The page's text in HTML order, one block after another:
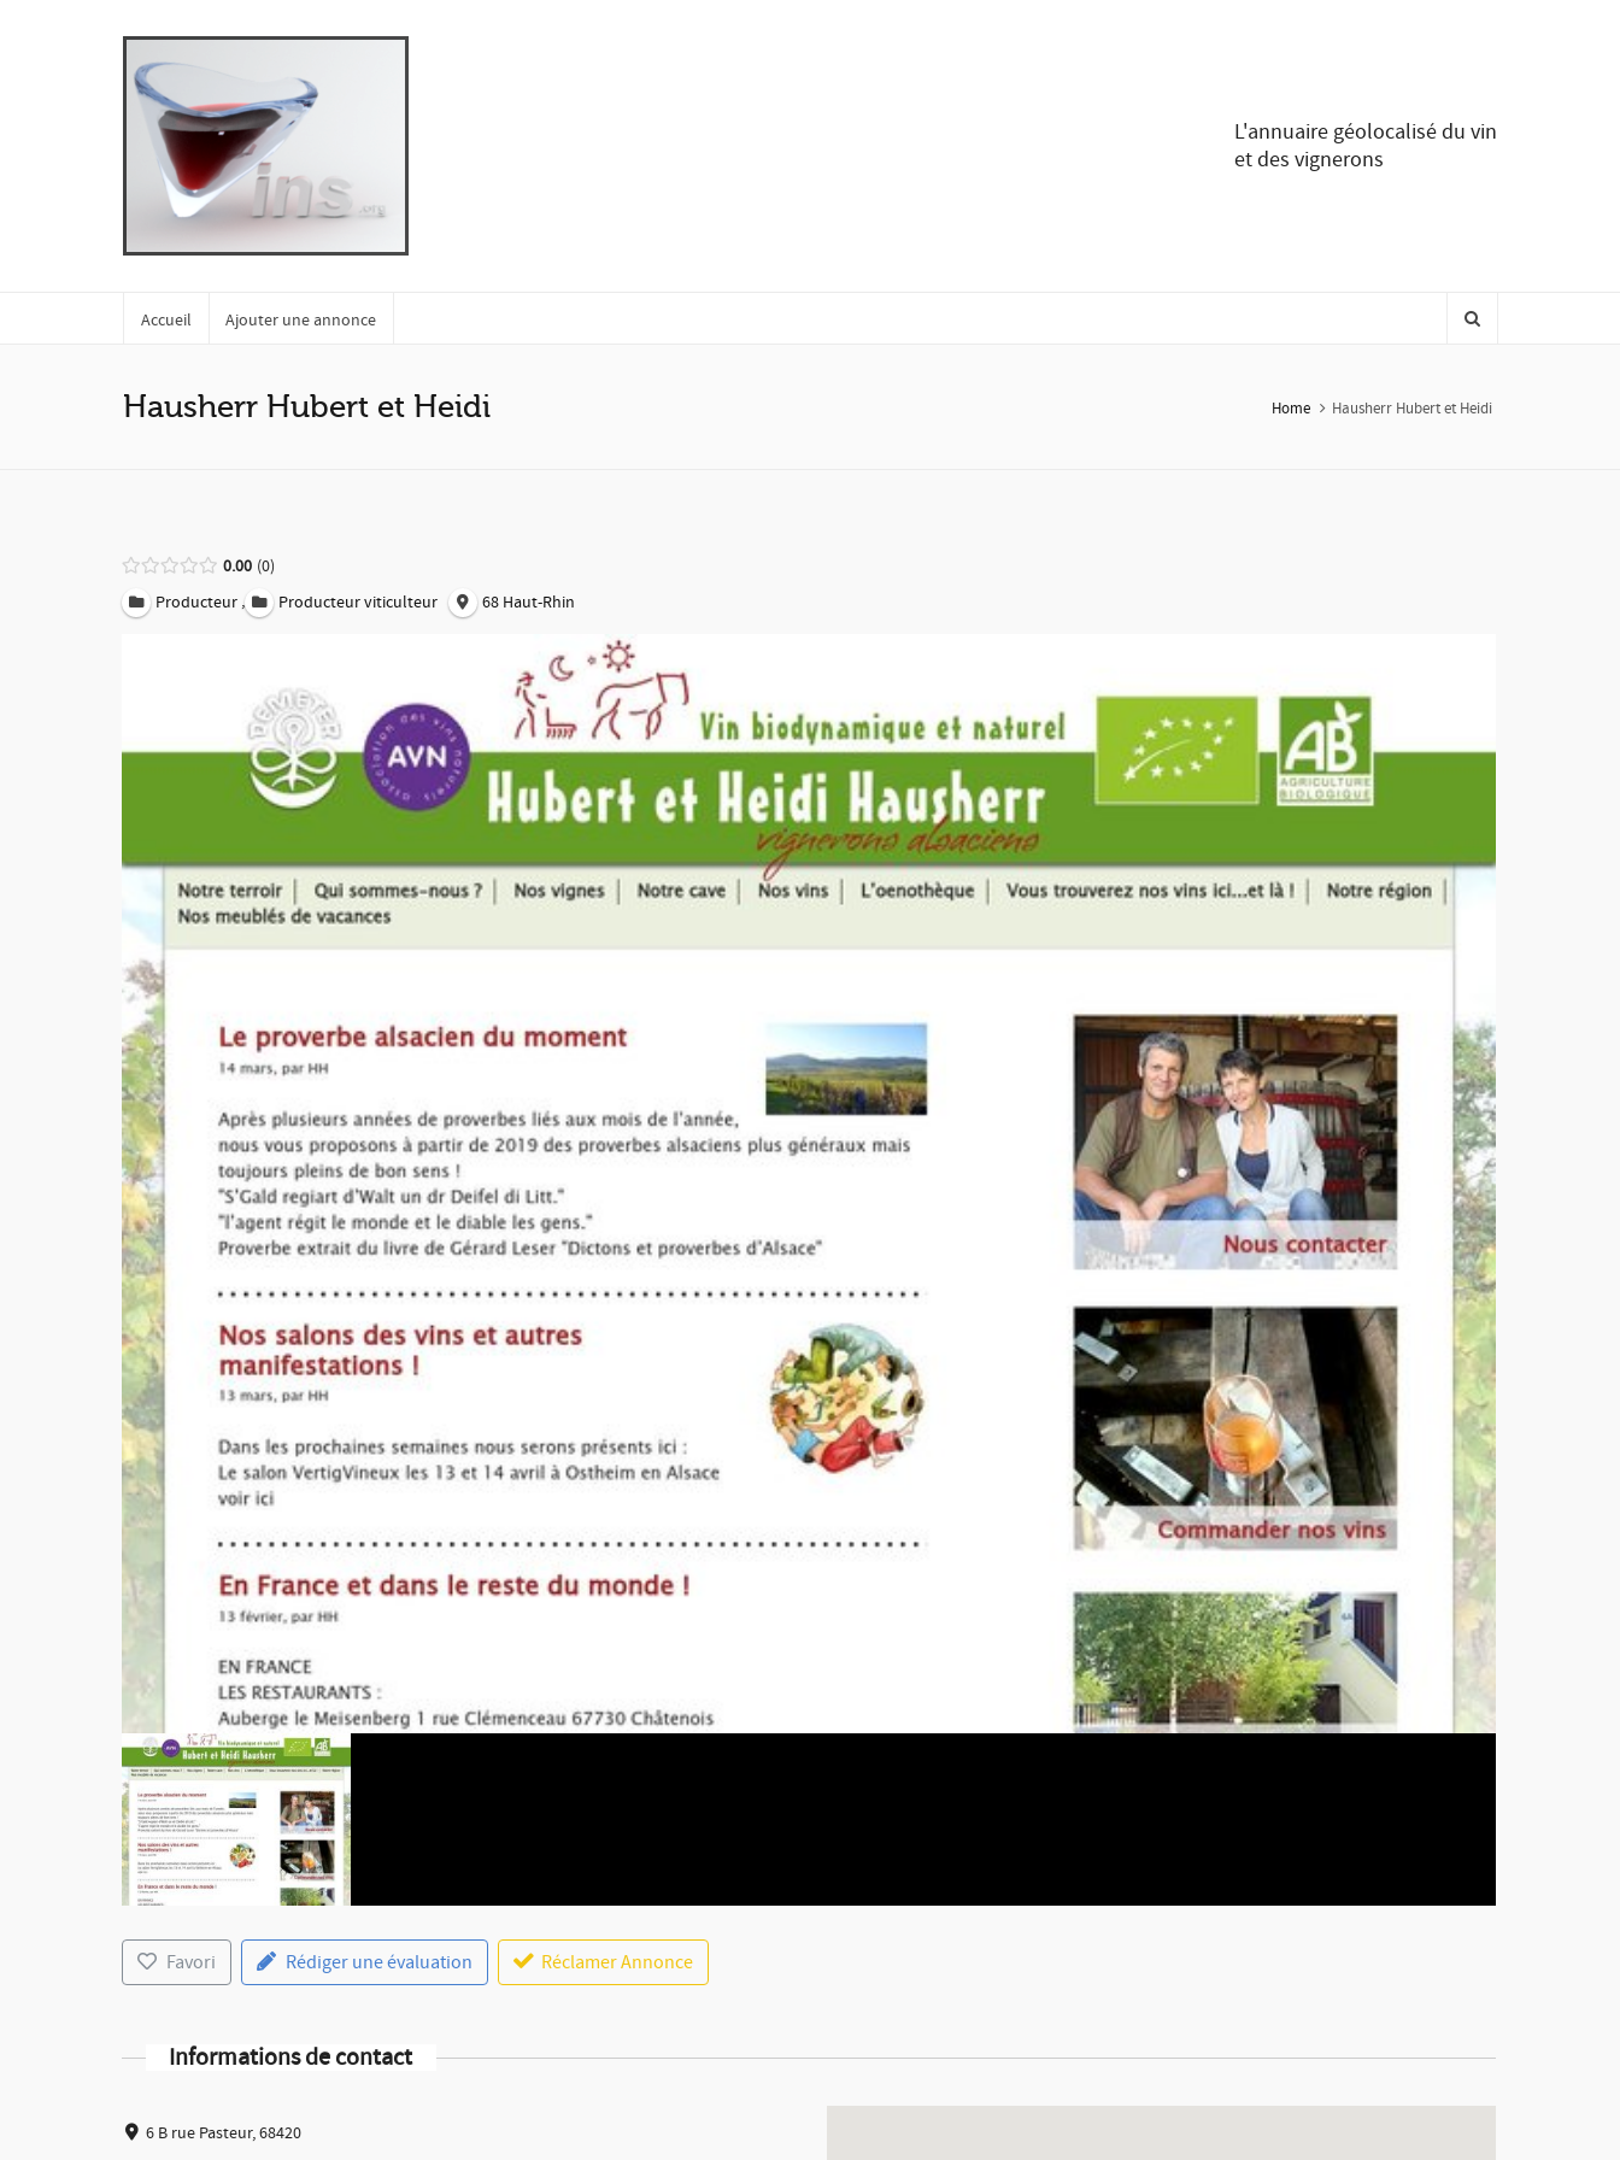
L'annuaire géolocalisé du vin
et des vignerons
Accueil Ajouter une annonce
Hausherr Hubert et Heidi Home Hausherr Hubert et Heidi
0.00 0
Producteur , Producteur viticulteur 68 Haut-Rhin
Favori Rédiger une évaluation Réclamer Annonce
Informations de contact
6 B rue Pasteur, 68420